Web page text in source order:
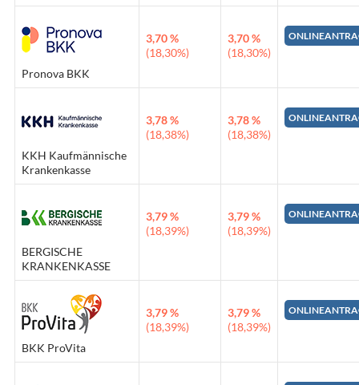
Pronova BKK
3,70 %
(18,30%)
3,70 %
(18,30%)
KKH Kaufmännische
Krankenkasse
3,78 %
(18,38%)
3,78 %
(18,38%)
BERGISCHE
KRANKENKASSE
3,79 %
(18,39%)
3,79 %
(18,39%)
BKK ProVita
3,79 %
(18,39%)
3,79 %
(18,39%)